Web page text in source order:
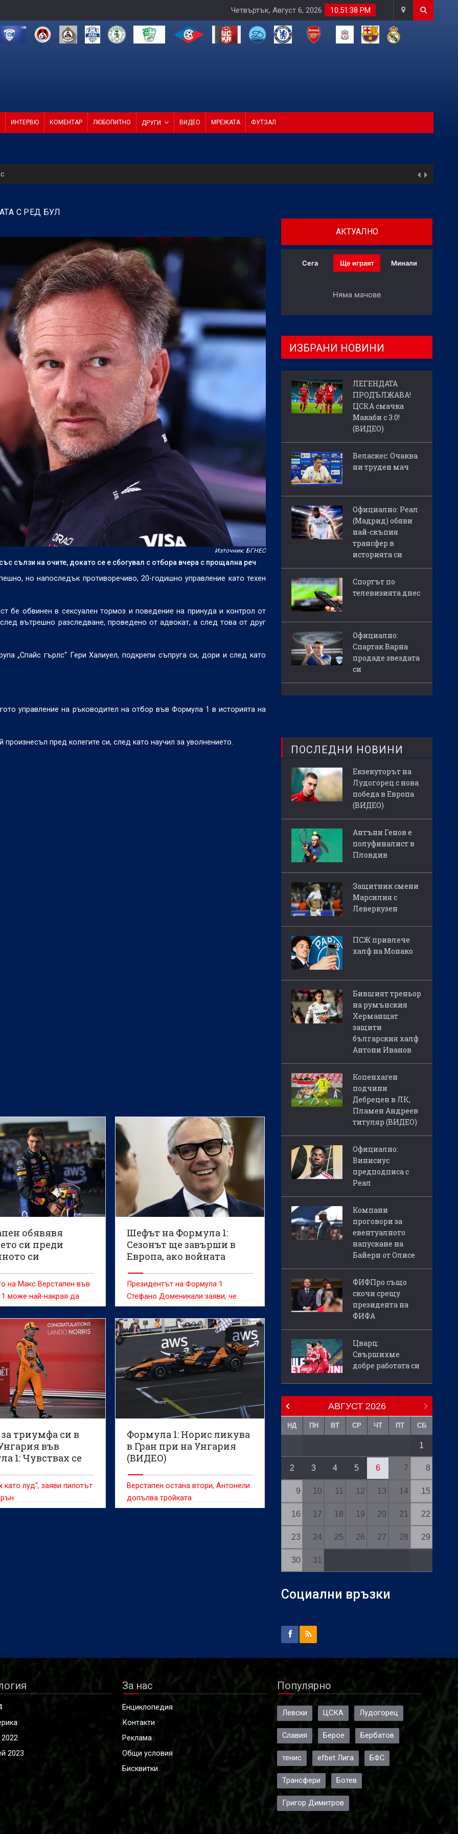
10:51:39 PM
Четвъртък, Август 6, 2026
ИНТЕРВЮ КОМЕНТАР ЛЮБОПИТНО ДРУГИ ВИДЕО МРЕЖАТА ФУТЗАЛ
смачка Макаби с 3:0! (ВИДЕО)
мач
обяви най-скъпия трансфер в историята си
С РЕД БУЛ
Източник: БГНЕС
сълзи на очите, докато се е сбогувал с отбора вчера с прощална реч
но напоследък противоречиво, 20-годишно управление като техен
бе обвинен в сексуален тормоз и поведение на принуда и контрол от
вътрешно разследване, проведено от адвокат, а след това от друг
„Спайс гърлс“ Гери Халиуел, подкрепи съпруга си, дори и след като
управление на ръководител на отбор във Формула 1 в историята на
пред колегите си, след като научил за уволнението.
обявявя
си преди
си
на Макс Верстапен във
може най-накрая да
потвърдено по
уикенд за
на Нидерландия на
смята бившият
пилот Роберт
Шефът на Формула 1:
Сезонът ще завърши в
Европа, ако войната
Президентът на Формула 1
Стефано Доменикали заяви, че
шампионатът през 2026-a ще
приключи в Европа, ако
конфликтът в Близкия изток
направи невъзможно
провеждането на състезанията в
Катар и Абу Даби
триумфа си в
във
1: Чувствах се
като луд“, заяви пилотът
Формула 1: Норис ликува
в Гран при на Унгария
(ВИДЕО)
Верстапен остана втори, Антонели
допълва тройката
АКТУАЛНО
Сега Ще играят Минали
Няма мачове
ИЗБРАНИ НОВИНИ
ЛЕГЕНДАТА
ПРОДЪЛЖАВА!
ЦСКА смачка
Макаби с 3:0!
(ВИДЕО)
Веласкес: Очаква
ни труден мач
Официално: Реал
(Мадрид) обяви
най-скъпия
трансфер в
историята си
Спортът по
телевизията днес
Официално:
Спартак Варна
продаде звездата
си
ПОСЛЕДНИ НОВИНИ
Екзекуторът на
Лудогорец с нова
победа в Европа
(ВИДЕО)
Антъни Генов е
полуфиналист в
Пловдив
Защитник смени
Марсилия с
Леверкузен
ПСЖ привлече
халф на Монако
Бившият треньор
на румънския
Херманщат
защити
българския халф
Антони Иванов
Копенхаген
подчини
Дебрецен в ЛК,
Пламен Андреев
титуляр (ВИДЕО)
Официално:
Винисиус
предподписа с
Реал
Компани
проговори за
евентуалното
напускане на
Байерн от Олисе
ФИФПро също
скочи срещу
президента на
ФИФА
Цварц:
Свършихме
добре работата си
АВГУСТ 2026
НД ПН ВТ СР ЧТ ПТ СБ
1
2 3 4 5 6 7 8
9 10 11 12 13 14 15
16 17 18 19 20 21 22
23 24 25 26 27 28 29
30 31
Социални връзки
2023
За нас
Енциклопедия
Контакти
Реклама
Общи условия
Бисквитки
Популярно
Левски ЦСКА Лудогорец
Славия Берое Бербатов
тенис efbet Лига БФС
Трансфери Ботев
Григор Димитров